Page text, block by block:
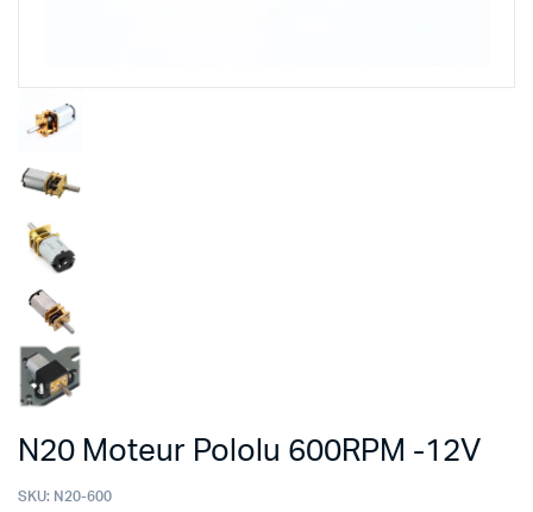
N20 Moteur Pololu 600RPM -12V
SKU: N20-600